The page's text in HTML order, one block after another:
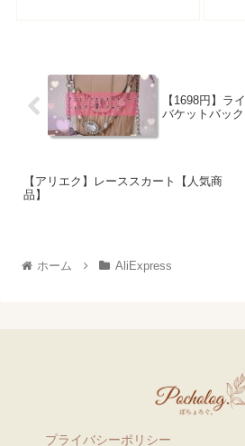
【1698円】ラ
バケットバック
【アリエク】レーススカート【人気商
品】
ホーム AliExpress
プライバシーポリシー